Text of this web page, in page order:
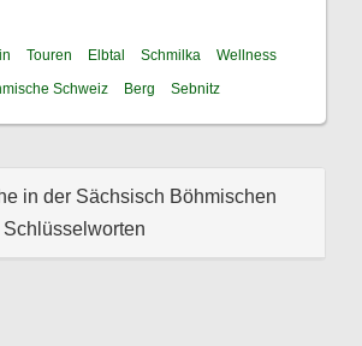
Touren Elbtal Schmilka
Wellness
Schweiz Berg Sebnitz
in der Sächsisch Böhmischen